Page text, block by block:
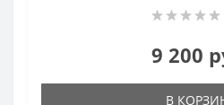
9 200
В